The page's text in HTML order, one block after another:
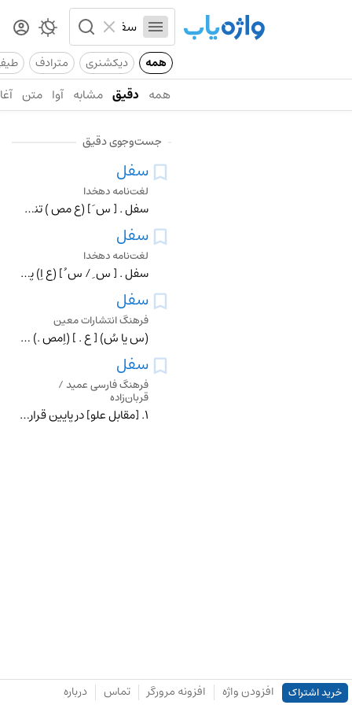
همه دیکشنری مترادف
همه دقیق مشابه آوا متن
جست‌وجوی دقیق
سفل
لغت‌نامه دهخدا
سفل . [ س َ ] (ع مص ) تنگخوی گردیدن . (منتهی الارب ). دون شدن . (تاج المصادر بیهقی ) (المصادر زوزنی ص 410). پست خوی گردیدن . (از اقرب الموارد).
سفل
لغت‌نامه دهخدا
سفل . [ س ِ / س ُ ] (ع اِ) پستی . (از غیاث ) (دهار) (آنندراج ). فرودی و پستی ، نقیض عُلو، عِلو. (منتهی الارب ) (ناظم الاطباء) : غژغژان آمد بسوی طفل طفل وارهید ا
سفل
فرهنگ انتشارات معین
(س یا سُ) [ ع . ] (اِمص .) پستی .
سفل
فرهنگ فارسی عمید /
قربان‌زاده
۱. [مقابلِ علو] در پایین قرار گرفتن؛ پَستی.۲. (اسم) جای پَست.
خرید اشتراک افزودن واژه افزونه مرورگر تماس درباره